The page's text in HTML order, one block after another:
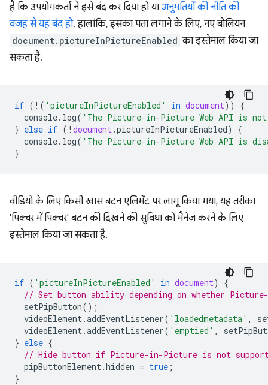
है कि उपयोगकर्ता ने इसे बंद कर दिया हो याअनुमतियों की नीति की
वजह से यह बंद हो. हालांकि, इसका पता लगाने के लिए, नए बोलियन
document.pictureInPictureEnabled का इस्तेमाल किया जा
सकता है.
if ( ! ( 'pictureInPictureEnabled' in document))
{
console. log( 'The Picture-in-Picture Web API is
} else if ( ! document.pictureInPictureEnabled)
{
console. log( 'The Picture-in-Picture Web API is
}
वीडियो के लिए किसी खास बटन एलिमेंट पर लागू किया गया, यह तरीका
'पिक्चर में पिक्चर' बटन की दिखने की सुविधा को मैनेज करने के लिए
इस्तेमाल किया जा सकता है.
if ( 'pictureInPictureEnabled' in document)
{
// Set button ability depending on whether
setPipButton();
videoElement.addEventListener( 'loadedmetadata' ,
videoElement.addEventListener( 'emptied' ,
} else {
// Hide button if Picture-in-Picture is not
pipButtonElement.hidden = true ;
}